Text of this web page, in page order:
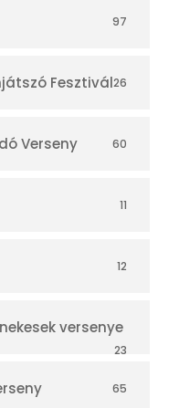
97
Fesztivál26
Verseny 60
11
12
versenye
23
65